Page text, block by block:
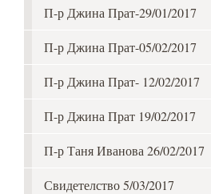
П-р Джина Прат-29/01/2017
П-р Джина Прат-05/02/2017
П-р Джина Прат- 12/02/2017
П-р Джина Прат 19/02/2017
П-р Таня Иванова 26/02/2017
Свидетелство 5/03/2017